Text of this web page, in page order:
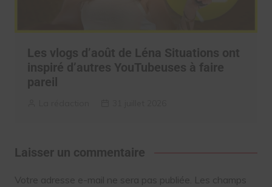
Les vlogs d’août de Léna Situations ont
inspiré d’autres YouTubeuses à faire
pareil
Laisser un commentaire
Votre adresse e-mail ne sera pas publiée. Les champs